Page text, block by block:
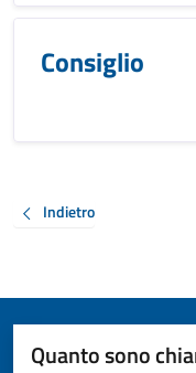
Consiglio
Indietro
Quanto sono